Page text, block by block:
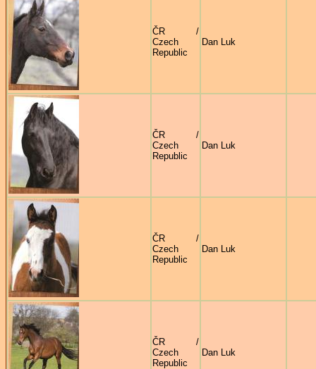
ČR /
Czech
Republic
Dan Luk
ČR /
Czech
Republic
Dan Luk
ČR /
Czech
Republic
Dan Luk
ČR /
Czech
Republic
Dan Luk